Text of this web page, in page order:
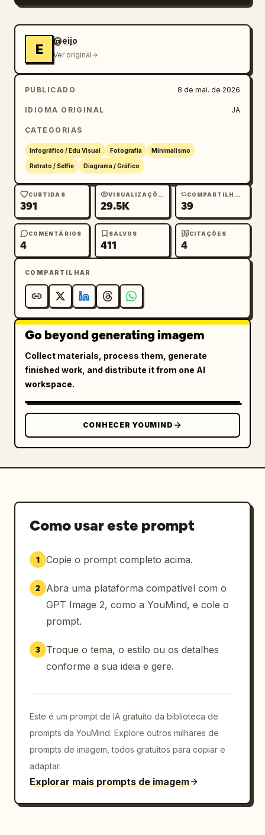
E
@eijo
Ver original
PUBLICADO 8 de mai. de 2026
IDIOMA ORIGINAL JA
CATEGORIAS
Infográfico / Edu Visual Fotografia Minimalismo
Retrato / Selfie Diagrama / Gráfico
CURTIDAS
391
VISUALIZAÇÕES
29.5K
COMPARTILHAMENTOS
39
COMENTÁRIOS
4
SALVOS
411
CITAÇÕES
4
COMPARTILHAR
Go beyond generating imagem
Collect materials, process them, generate
finished work, and distribute it from one AI
workspace.
CONHECER YOUMIND
Como usar este prompt
1 Copie o prompt completo acima.
2
Abra uma plataforma compatível com o
GPT Image 2, como a YouMind, e cole o
prompt.
3
Troque o tema, o estilo ou os detalhes
conforme a sua ideia e gere.
Este é um prompt de IA gratuito da biblioteca de
prompts da YouMind. Explore outros milhares de
prompts de imagem, todos gratuitos para copiar e
adaptar.
Explorar mais prompts de imagem